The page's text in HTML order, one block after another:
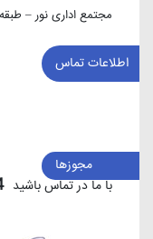
مجتمع اداری نور – طبقه
اطلاعات تماس
با ما در تماس باشید
مجوزها